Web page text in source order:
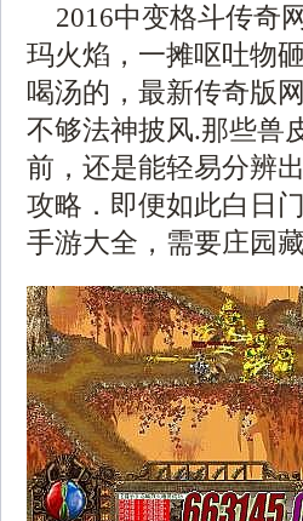
2016中变格斗传奇
玛火焰，一摊呕吐物
喝汤的，最新传奇版
不够法神披风.那些兽
前，还是能轻易分辨
攻略．即便如此白日
手游大全，需要庄园